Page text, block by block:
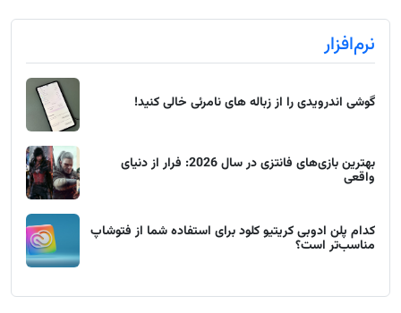
نرم‌افزار
گوشی اندرویدی را از زباله های نامرئی خالی کنید!
بهترین بازی‌های فانتزی در سال 2026: فرار از دنیای
واقعی
کدام پلن ادوبی کریتیو کلود برای استفاده شما از فتوشاپ
مناسب‌تر است؟